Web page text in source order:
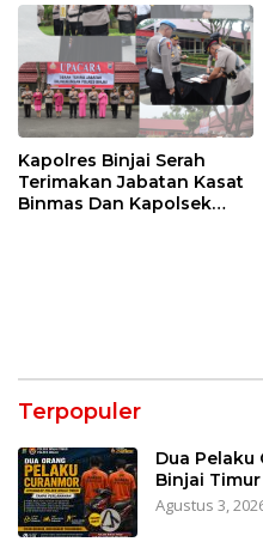
Kapolres Binjai Serah
Terimakan Jabatan Kasat
Binmas Dan Kapolsek
Terpopuler
Dua
Binjai
Agustus 3,